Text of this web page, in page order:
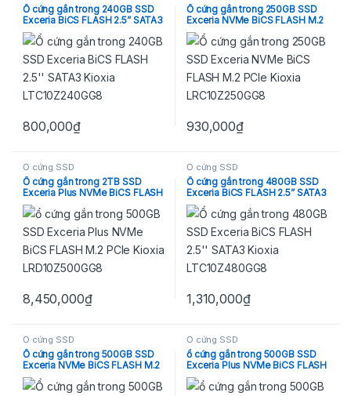
Ổ cứng gắn trong 240GB SSD
Exceria BiCS FLASH 2.5” SATA3
Kioxia LTC10Z240GG8
800,000₫
Ổ cứng gắn trong 250GB SSD
Exceria NVMe BiCS FLASH M.2
PCIe Kioxia LRC10Z250GG8
930,000₫
Ổ cứng SSD
Ổ cứng gắn trong 2TB SSD
Exceria Plus NVMe BiCS FLASH
M.2 PCIe Kioxia
LRD10Z002TG8
8,450,000₫
Ổ cứng SSD
Ổ cứng gắn trong 480GB SSD
Exceria BiCS FLASH 2.5” SATA3
Kioxia LTC10Z480GG8
1,310,000₫
Ổ cứng SSD
Ổ cứng gắn trong 500GB SSD
Exceria NVMe BiCS FLASH M.2
PCIe Kioxia LRC10Z500GG8
Ổ cứng SSD
ổ cứng gắn trong 500GB SSD
Exceria Plus NVMe BiCS FLASH
M.2 PCIe Kioxia
LRD10Z500GG8